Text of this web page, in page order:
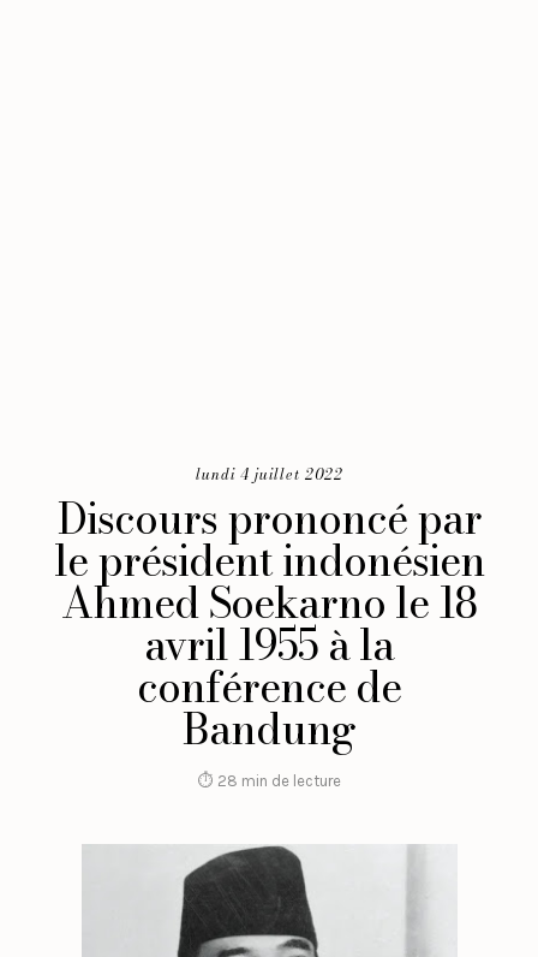
lundi 4 juillet 2022
Discours prononcé par
le président indonésien
Ahmed Soekarno le 18
avril 1955 à la
conférence de
Bandung
⏱ 28 min de lecture